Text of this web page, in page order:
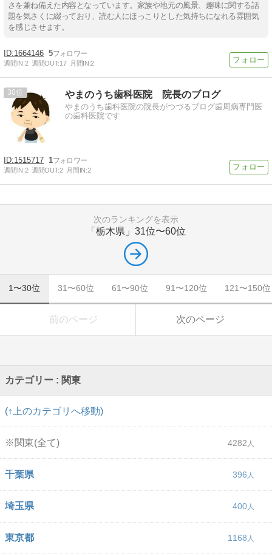
さを兼ね備えた内容となっています。家族や地元の風景、趣味に関する話
題を気さくに綴っており、読む人にほっこりとした気持ちになれる雰囲気
を感じさせます。
1664146 5
週間IN:2 週間OUT:17 月間IN:2
30 やまのうち歯科医院 院長のブログ
やまのうち歯科医院の院長がつづるブログ歯周病専門医
の歯科医院です
1515717 1
週間IN:2 週間OUT:2 月間IN:2
次のランキングを表示
「栃木県」 31位〜60位
1〜30位 31〜60位 61〜90位 91〜120位 121〜150位
前のページ 次のページ
カテゴリー : 関東
(↑上のカテゴリへ移動)
※関東(全て) 4282
千葉県 396
埼玉県 400
東京都 1168